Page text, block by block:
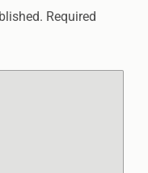
Required